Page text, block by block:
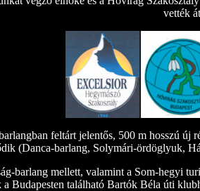
vették
feltárt jelentős, 500 m hosszú
(Danca-barlang, Solymári-ördöglyuk,
barlang mellett, valamint a Som-hegyi
a Budapesten található Bartók Béla úti